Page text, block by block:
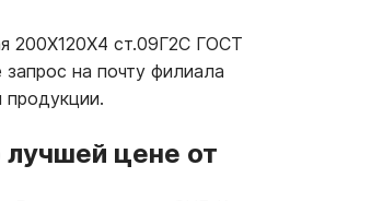
200Х120Х4 ст.09Г2С ГОСТ
на почту филиала
цене от